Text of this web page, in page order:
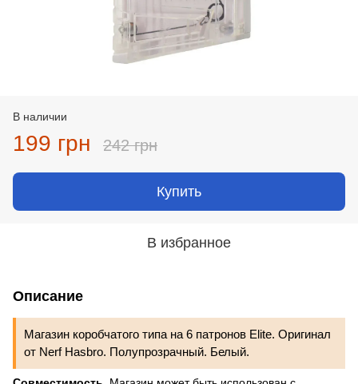
В наличии
199 грн 242 грн
Купить
В избранное
Описание
Магазин коробчатого типа на 6 патронов Elite. Оригинал
от Nerf Hasbro. Полупрозрачный. Белый.